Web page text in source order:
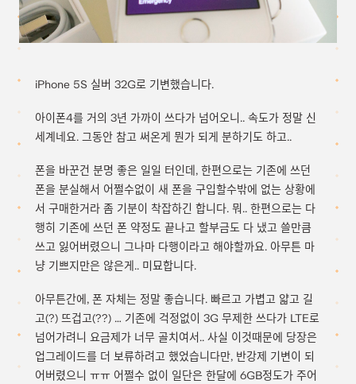
iPhone 5S 실버 32G로 기변했습니다.
아이폰4를 거의 3년 가까이 쓰다가 넘어오니.. 속도가 정말 신
세계네요. 그동안 참고 써온게 뭔가 되게 분하기도 하고..
폰을 바꾼건 분명 좋은 일일 터인데, 한편으로는 기존에 쓰던
폰을 분실해서 어쩔수없이 새 폰을 구입할수밖에 없는 상황에
서 구매한거라 좀 기분이 착잡하긴 합니다. 뭐.. 한편으로는 다
행히 기존에 쓰던 폰 약정도 끝나고 할부금도 다 냈고 쓸만큼
쓰고 잃어버렸으니 그나마 다행이라고 해야할까요. 아무튼 마
냥 기쁘지만은 않은게.. 미묘합니다.
아무튼간에, 폰 자체는 정말 좋습니다. 빠르고 가볍고 얇고 길
고(?) 뜨겁고(??) … 기존에 걱정없이 3G 무제한 쓰다가 LTE로
넘어가려니 요금제가 너무 골치여서.. 사실 이것때문에 당장은
업그레이드를 더 보류하려고 했었습니다만, 반강제 기변이 되
어버렸으니 ㅠㅠ 어쩔수 없이 일단은 한달에 6GB정도가 주어